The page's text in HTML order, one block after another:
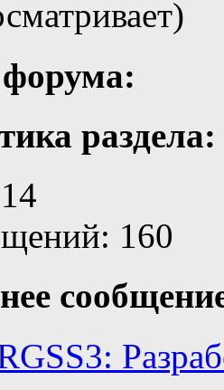
раздела:
160